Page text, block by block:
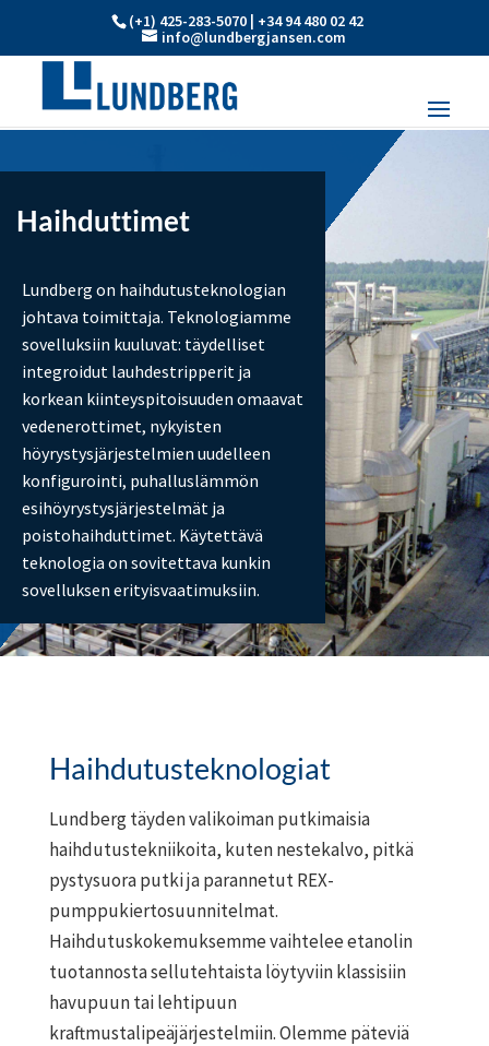
(+1) 425-283-5070 | +34 94 480 02 42
info@lundbergjansen.com
Haihduttimet
Lundberg on haihdutusteknologian
johtava toimittaja. Teknologiamme
sovelluksiin kuuluvat: täydelliset
integroidut lauhdestripperit ja
korkean kiinteyspitoisuuden omaavat
vedenerottimet, nykyisten
höyrystysjärjestelmien uudelleen
konfigurointi, puhalluslämmön
esihöyrystysjärjestelmät ja
poistohaihduttimet. Käytettävä
teknologia on sovitettava kunkin
sovelluksen erityisvaatimuksiin.
Haihdutusteknologiat
Lundberg täyden valikoiman putkimaisia
haihdutustekniikoita, kuten nestekalvo, pitkä
pystysuora putki ja parannetut REX-
pumppukiertosuunnitelmat.
Haihdutuskokemuksemme vaihtelee etanolin
tuotannosta sellutehtaista löytyviin klassisiin
havupuun tai lehtipuun
kraftmustalipeäjärjestelmiin. Olemme päteviä